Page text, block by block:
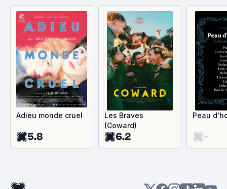
Adieu monde cruel
5.8
Les Braves
(Coward)
6.2
Peau
-